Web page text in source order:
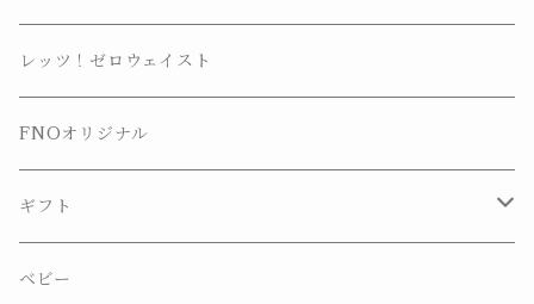
レッツ！ゼロウェイスト
FNOオリジナル
ギフト
プチギフト
ベビー